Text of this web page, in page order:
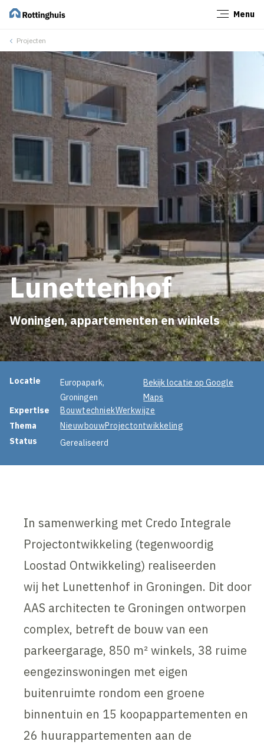
Menu
Projecten
Lunettenhof
Woningen, appartementen en winkels
Projectinformatie
Locatie
Europapark,
Groningen
Bekijk locatie op Google
Maps
Expertise
BouwtechniekWerkwijze
Thema
NieuwbouwProjectontwikkeling
Status
Gerealiseerd
In samenwerking met Credo Integrale
Projectontwikkeling (tegenwoordig
Loostad Ontwikkeling) realiseerden
wij het Lunettenhof in Groningen. Dit door
AAS architecten te Groningen ontworpen
complex, betreft de bouw van een
parkeergarage, 850 m² winkels, 38 ruime
eengezinswoningen met eigen
buitenruimte rondom een groene
binnentuin en 15 koopappartementen en
26 huurappartementen aan de
Sluiten